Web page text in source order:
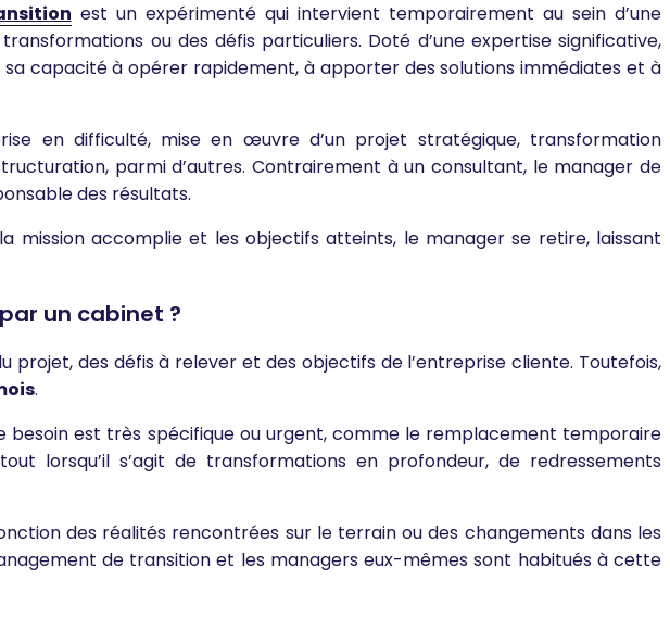
est un expérimenté qui intervient temporairement au sein d’une
ou des défis particuliers. Doté d’une expertise significative,
capacité à opérer rapidement, à apporter des solutions immédiates et à
en difficulté, mise en œuvre d’un projet stratégique, transformation
parmi d’autres. Contrairement à un consultant, le manager de
des résultats.
mission accomplie et les objectifs atteints, le manager se retire, laissant
un cabinet ?
des défis à relever et des objectifs de l’entreprise cliente. Toutefois,
.
besoin est très spécifique ou urgent, comme le remplacement temporaire
lorsqu’il s’agit de transformations en profondeur, de redressements
des réalités rencontrées sur le terrain ou des changements dans les
de transition et les managers eux-mêmes sont habitués à cette